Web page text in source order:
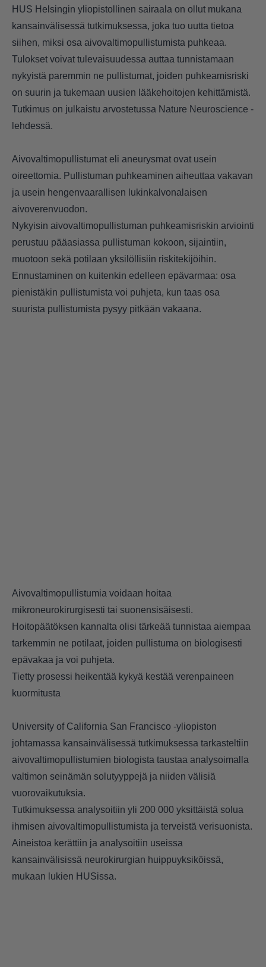
HUS Helsingin yliopistollinen sairaala on ollut mukana
kansainvälisessä tutkimuksessa, joka tuo uutta tietoa
siihen, miksi osa aivovaltimopullistumista puhkeaa.
Tulokset voivat tulevaisuudessa auttaa tunnistamaan
nykyistä paremmin ne pullistumat, joiden puhkeamisriski
on suurin ja tukemaan uusien lääkehoitojen kehittämistä.
Tutkimus on julkaistu arvostetussa Nature Neuroscience -
lehdessä.
Aivovaltimopullistumat eli aneurysmat ovat usein
oireettomia. Pullistuman puhkeaminen aiheuttaa vakavan
ja usein hengenvaarallisen lukinkalvonalaisen
aivoverenvuodon.
Nykyisin aivovaltimopullistuman puhkeamisriskin arviointi
perustuu pääasiassa pullistuman kokoon, sijaintiin,
muotoon sekä potilaan yksilöllisiin riskitekijöihin.
Ennustaminen on kuitenkin edelleen epävarmaa: osa
pienistäkin pullistumista voi puhjeta, kun taas osa
suurista pullistumista pysyy pitkään vakaana.
Aivovaltimopullistumia voidaan hoitaa
mikroneurokirurgisesti tai suonensisäisesti.
Hoitopäätöksen kannalta olisi tärkeää tunnistaa aiempaa
tarkemmin ne potilaat, joiden pullistuma on biologisesti
epävakaa ja voi puhjeta.
Tietty prosessi heikentää kykyä kestää verenpaineen
kuormitusta
University of California San Francisco -yliopiston
johtamassa kansainvälisessä tutkimuksessa tarkasteltiin
aivovaltimopullistumien biologista taustaa analysoimalla
valtimon seinämän solutyyppejä ja niiden välisiä
vuorovaikutuksia.
Tutkimuksessa analysoitiin yli 200 000 yksittäistä solua
ihmisen aivovaltimopullistumista ja terveistä verisuonista.
Aineistoa kerättiin ja analysoitiin useissa
kansainvälisissä neurokirurgian huippuyksiköissä,
mukaan lukien HUSissa.